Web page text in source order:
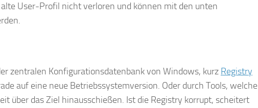
User-Profil nicht verloren und können mit den unten
zentralen Konfigurationsdatenbank von Windows, kurz Registry
auf eine neue Betriebssystemversion. Oder durch Tools, welche
über das Ziel hinausschießen. Ist die Registry korrupt, scheitert